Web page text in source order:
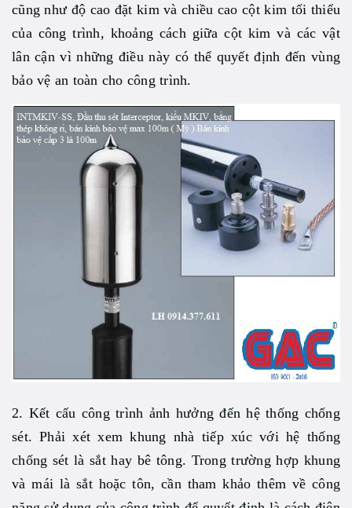
cũng như độ cao đặt kim và chiều cao cột kim tối thiểu
của công trình, khoảng cách giữa cột kim và các vật
lân cận vì những điều này có thể quyết định đến vùng
bảo vệ an toàn cho công trình.
2. Kết cấu công trình ảnh hưởng đến hệ thống chống
sét. Phải xét xem khung nhà tiếp xúc với hệ thống
chống sét là sắt hay bê tông. Trong trường hợp khung
và mái là sắt hoặc tôn, cần tham khảo thêm về công